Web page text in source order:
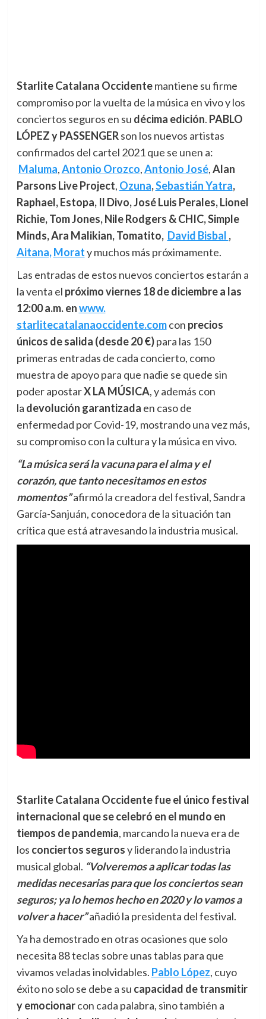
Starlite Catalana Occidentemantiene su firme
compromiso por la vuelta de la música en vivo y los
conciertos seguros en su décima edición. PABLO
LÓPEZ y PASSENGERson los nuevos artistas
confirmados del cartel 2021 que se unen a:
Maluma,Antonio Orozco,Antonio José,Alan
Parsons Live Project, Ozuna,Sebastián Yatra,
Raphael, Estopa, Il Divo, José Luis Perales, Lionel
Richie, Tom Jones, Nile Rodgers & CHIC, Simple
Minds, Ara Malikian, Tomatito, David Bisbal ,
Aitana, Moraty muchos más próximamente.
Las entradas de estos nuevos conciertos estarán a
la venta el próximo viernes 18 de diciembre a las
12:00 a.m. enwww.
starlitecatalanaoccidente.com con precios
únicos desalida (desde 20 €)para las 150
primeras entradas de cada concierto, como
muestra de apoyo para que nadie se quede sin
poder apostarX LA MÚSICA, y además con
la devolución garantizada en caso de
enfermedad por Covid-19, mostrando una vez más,
su compromiso con la cultura y la música en vivo.
“La música será la vacuna para el alma y el
corazón, que tanto necesitamos en estos
momentos”afirmó la creadora del festival, Sandra
García-Sanjuán, conocedora de la situación tan
crítica que está atravesando la industria musical.
Starlite Catalana Occidente fue el único festival
internacional que se celebró en el mundo en
tiempos de pandemia, marcando la nueva era de
los conciertos segurosy liderando la industria
musical global. “Volveremos a aplicar todas las
medidas necesarias para que los conciertos sean
seguros; ya lo hemos hecho en 2020 y lo vamos a
volver a hacer”añadió la presidenta del festival.
Ya ha demostrado en otras ocasiones que solo
necesita 88 teclas sobre unas tablas para que
vivamos veladas inolvidables. Pablo López, cuyo
éxito no solo se debe a su capacidad de transmitir
y emocionarcon cada palabra, sino también a